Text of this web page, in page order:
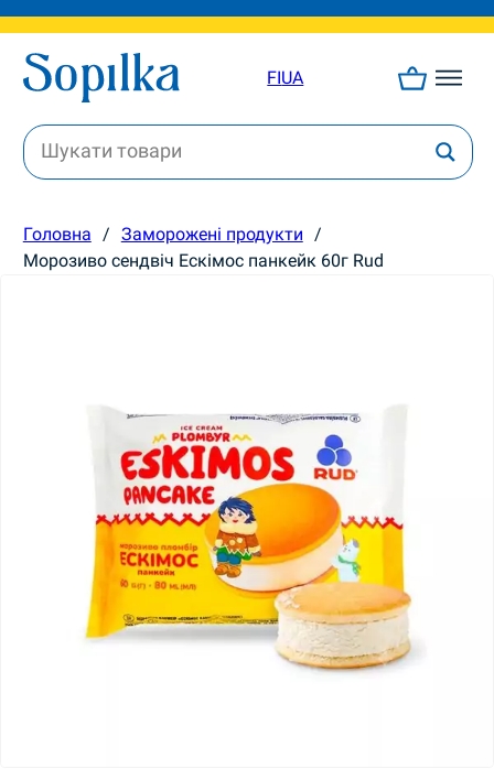
FIUA
Головна / Заморожені продукти /
Морозиво сендвіч Ескімос панкейк 60г Rud